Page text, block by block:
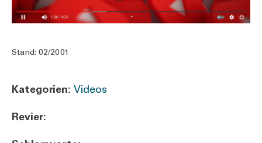
Stand: 02/2001
Kate­go­rien: Videos
Revier: